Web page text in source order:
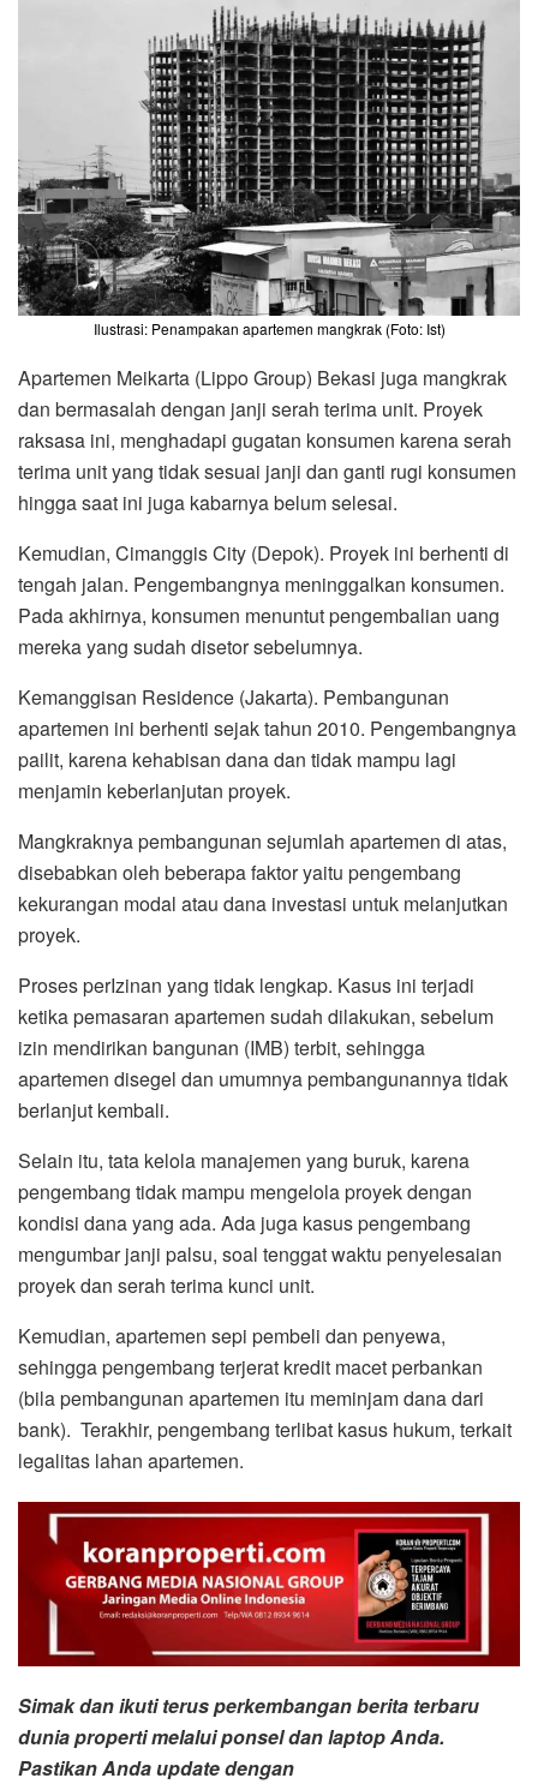
Ilustrasi: Penampakan apartemen mangkrak (Foto: Ist)
Apartemen Meikarta (Lippo Group) Bekasi juga mangkrak
dan bermasalah dengan janji serah terima unit. Proyek
raksasa ini, menghadapi gugatan konsumen karena serah
terima unit yang tidak sesuai janji dan ganti rugi konsumen
hingga saat ini juga kabarnya belum selesai.
Kemudian, Cimanggis City (Depok). Proyek ini berhenti di
tengah jalan. Pengembangnya meninggalkan konsumen.
Pada akhirnya, konsumen menuntut pengembalian uang
mereka yang sudah disetor sebelumnya.
Kemanggisan Residence (Jakarta). Pembangunan
apartemen ini berhenti sejak tahun 2010. Pengembangnya
pailit, karena kehabisan dana dan tidak mampu lagi
menjamin keberlanjutan proyek.
Mangkraknya pembangunan sejumlah apartemen di atas,
disebabkan oleh beberapa faktor yaitu pengembang
kekurangan modal atau dana investasi untuk melanjutkan
proyek.
Proses perIzinan yang tidak lengkap. Kasus ini terjadi
ketika pemasaran apartemen sudah dilakukan, sebelum
izin mendirikan bangunan (IMB) terbit, sehingga
apartemen disegel dan umumnya pembangunannya tidak
berlanjut kembali.
Selain itu, tata kelola manajemen yang buruk, karena
pengembang tidak mampu mengelola proyek dengan
kondisi dana yang ada. Ada juga kasus pengembang
mengumbar janji palsu, soal tenggat waktu penyelesaian
proyek dan serah terima kunci unit.
Kemudian, apartemen sepi pembeli dan penyewa,
sehingga pengembang terjerat kredit macet perbankan
(bila pembangunan apartemen itu meminjam dana dari
bank). Terakhir, pengembang terlibat kasus hukum, terkait
legalitas lahan apartemen.
Simak dan ikuti terus perkembangan berita terbaru
dunia properti melalui ponsel dan laptop Anda.
Pastikan Anda update dengan